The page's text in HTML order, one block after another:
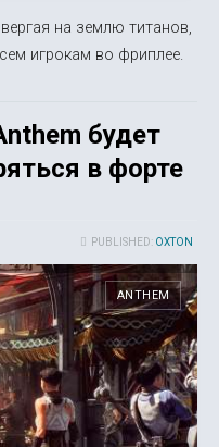
на землю титанов,
игрокам во фриплее.
будет
в форте
PUBLISHED: OXTON
ANTHEM